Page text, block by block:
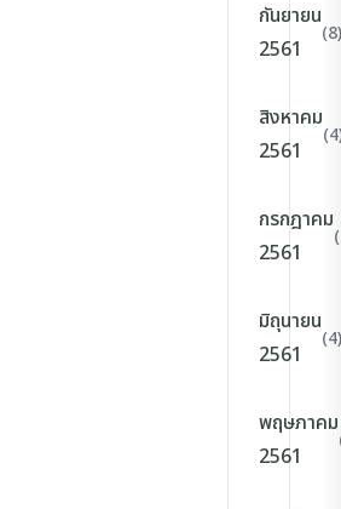
กันยายน
2561
(8)
สิงหาคม
2561
กรกฎาคม
2561
มิถุนายน
2561
(4)
พฤษภาคม
2561